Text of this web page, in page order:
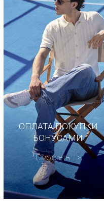
ОПЛАТА ПОКУПКИ
БОНУСАМИ
Смотреть